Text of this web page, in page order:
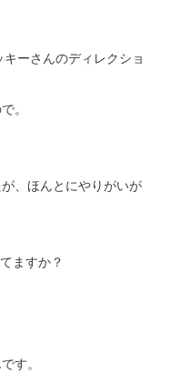
ーさんのディレクショ
。
、ほんとにやりがいが
ますか？
す。